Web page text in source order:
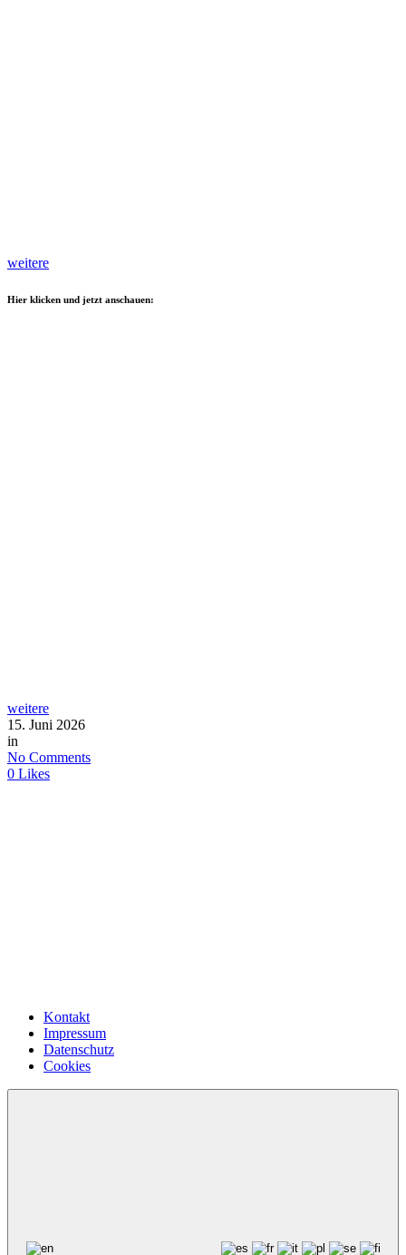
weitere
Hier klicken und jetzt anschauen:
weitere
15. Juni 2026
in
No Comments
0 Likes
Kontakt
Impressum
Datenschutz
Cookies